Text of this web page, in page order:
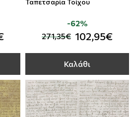
Ταπετσαρία Τοίχου
271,35€ 102,95€
-62%
Καλάθι